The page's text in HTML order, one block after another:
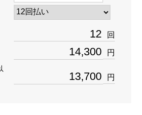
回
円
円